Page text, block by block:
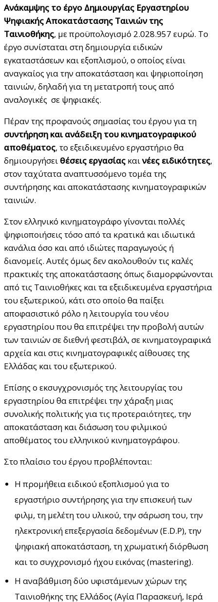
Ανάκαμψης το έργο Δημιουργίας Εργαστηρίου
Ψηφιακής Αποκατάστασης Ταινιών της
Ταινιοθήκης, με προϋπολογισμό 2.028.957 ευρώ. Το
έργο συνίσταται στη δημιουργία ειδικών
εγκαταστάσεων και εξοπλισμού, ο οποίος είναι
αναγκαίος για την αποκατάσταση και ψηφιοποίηση
ταινιών, δηλαδή για τη μετατροπή τους από
αναλογικές σε ψηφιακές.
Πέραν της προφανούς σημασίας του έργου για τη
συντήρηση και ανάδειξη του κινηματογραφικού
αποθέματος, το εξειδικευμένο εργαστήριο θα
δημιουργήσει θέσεις εργασίας καινέες ειδικότητες,
στον ταχύτατα αναπτυσσόμενο τομέα της
συντήρησης και αποκατάστασης κινηματογραφικών
ταινιών.
Στον ελληνικό κινηματογράφο γίνονται πολλές
ψηφιοποιήσεις τόσο από τα κρατικά και ιδιωτικά
κανάλια όσο και από ιδιώτες παραγωγούς ή
διανομείς. Αυτές όμως δεν ακολουθούν τις καλές
πρακτικές της αποκατάστασης όπως διαμορφώνονται
από τις Ταινιοθήκες και τα εξειδικευμένα εργαστήρια
του εξωτερικού, κάτι στο οποίο θα παίξει
αποφασιστικό ρόλο η λειτουργία του νέου
εργαστηρίου που θα επιτρέψει την προβολή αυτών
των ταινιών σε διεθνή φεστιβάλ, σε κινηματογραφικά
αρχεία και στις κινηματογραφικές αίθουσες της
Ελλάδας και του εξωτερικού.
Επίσης ο εκσυγχρονισμός της λειτουργίας του
εργαστηρίου θα επιτρέψει την χάραξη μιας
συνολικής πολιτικής για τις προτεραιότητες, την
αποκατάσταση και διάσωση του φιλμικού
αποθέματος του ελληνικού κινηματογράφου.
Στο πλαίσιο του έργου προβλέπονται:
Η προμήθεια ειδικού εξοπλισμού για το
εργαστήριο συντήρησης για την επισκευή των
φιλμ, τη μελέτη του υλικού, την σάρωση του, την
ηλεκτρονική επεξεργασία δεδομένων (E.D.P), την
ψηφιακή αποκατάσταση, τη χρωματική διόρθωση
και το συγχρονισμό ήχου εικόνας (mastering).
Η αναβάθμιση δύο υφιστάμενων χώρων της
Ταινιοθήκης της Ελλάδος (Αγία Παρασκευή, Ιερά